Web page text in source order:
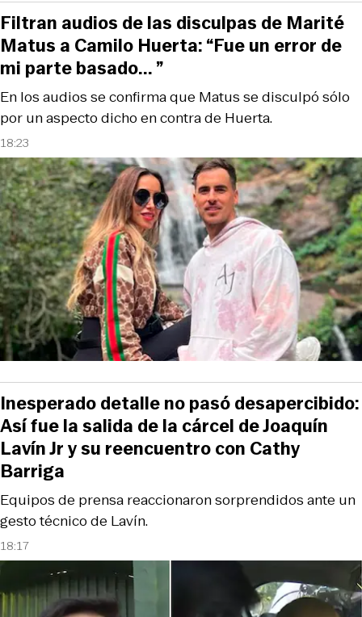
18:23
En los audios se confirma que Matus se disculpó sólo
por un aspecto dicho en contra de Huerta.
Filtran audios de las disculpas de Marité
Matus a Camilo Huerta: “Fue un error de
mi parte basado... ”
18:17
Equipos de prensa reaccionaron sorprendidos ante un
gesto técnico de Lavín.
Inesperado detalle no pasó desapercibido:
Así fue la salida de la cárcel de Joaquín
Lavín Jr y su reencuentro con Cathy
Barriga